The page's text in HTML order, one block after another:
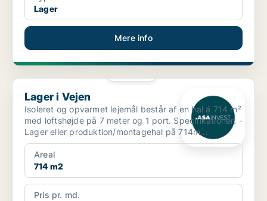
Lager
Mere info
Lager i Vejen
Lager i Vejen
Isoleret og opvarmet lejemål består af en hal á 714 m²
med loftshøjde på 7 meter og 1 port. Specifikationer: -
Lager eller produktion/montagehal på 714m...
Areal
714 m2
Pris pr. md.